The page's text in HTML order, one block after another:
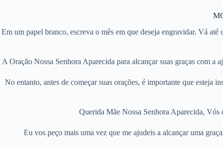
Em um papel branco, escreva o mês em que deseja engravidar. Vá
A Oração Nossa Senhora Aparecida para alcançar suas graças com a
No entanto, antes de começar suas orações, é importante que esteja
Querida Mãe Nossa Senhora Aparecida, Vós
Eu vos peço mais uma vez que me ajudeis a alcançar uma